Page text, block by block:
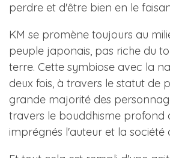
perdre et d'être bien en le
KM se promène toujours au
peuple japonais, pas riche du
terre. Cette symbiose avec la
deux fois, à travers le statut de
grande majorité des
travers le bouddhisme profond
imprégnés l'auteur et la société